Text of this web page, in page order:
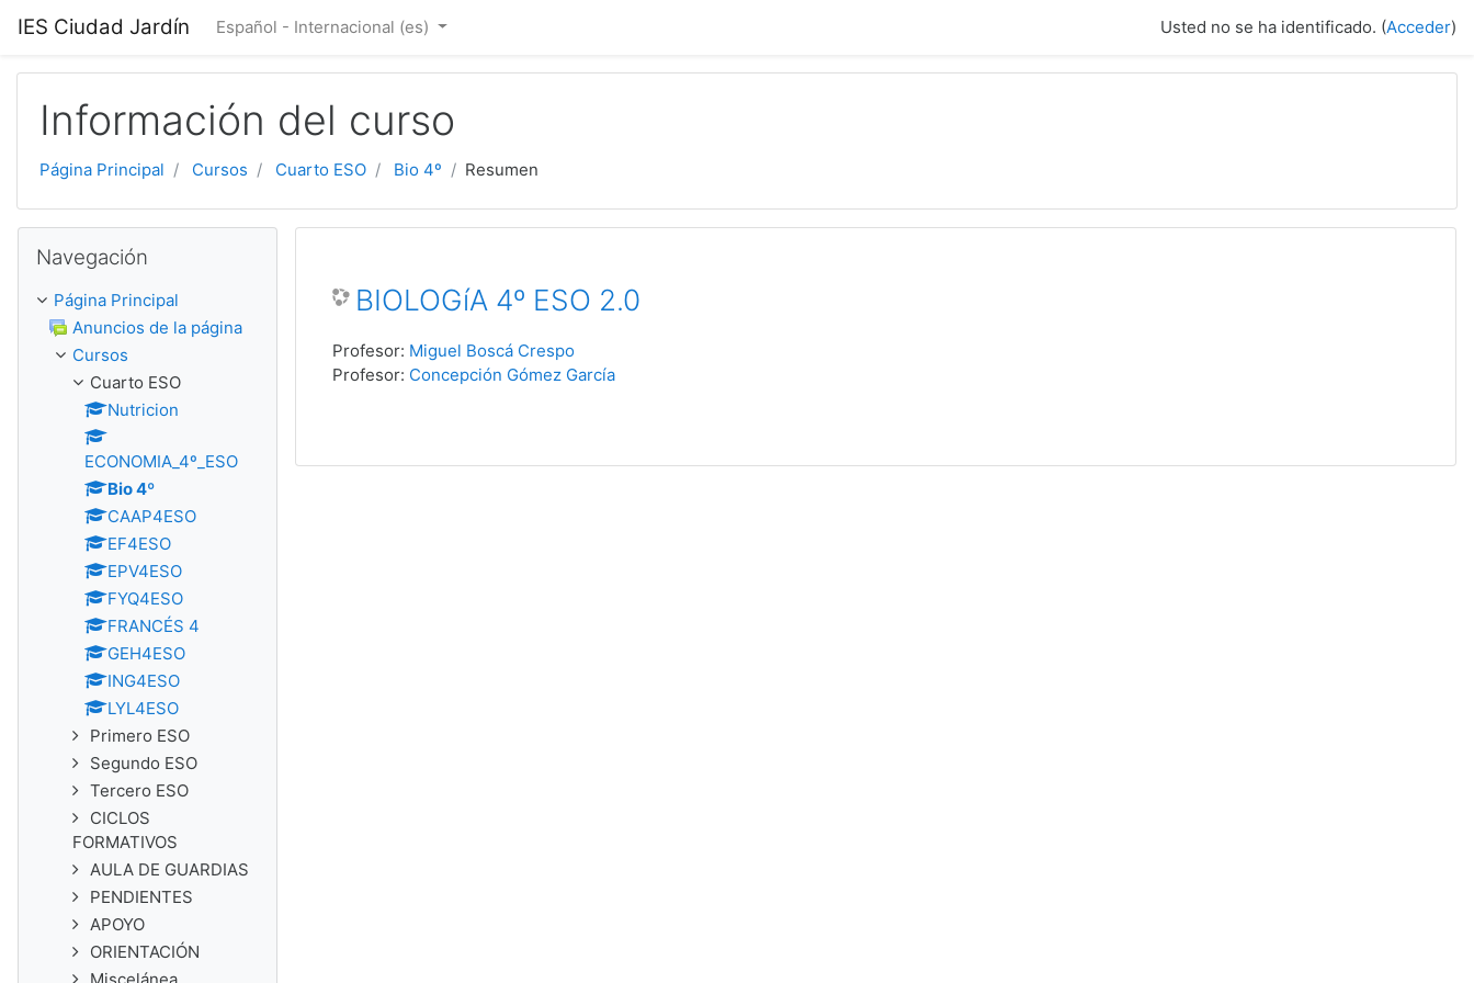
IES Ciudad Jardín Español - Internacional ‎(es)‎ Usted no se ha identificado. (Acceder)
Información del curso
Página Principal Cursos Cuarto ESO Bio 4º Resumen
BIOLOGíA 4º ESO 2.0
Profesor: Miguel Boscá Crespo
Profesor: Concepción Gómez García
Navegación
Página Principal
Anuncios de la página
Cursos
Cuarto ESO
Nutricion
ECONOMIA_4º_ESO
Bio 4º
CAAP4ESO
EF4ESO
EPV4ESO
FYQ4ESO
FRANCÉS 4
GEH4ESO
ING4ESO
LYL4ESO
Primero ESO
Segundo ESO
Tercero ESO
CICLOS
FORMATIVOS
AULA DE GUARDIAS
PENDIENTES
APOYO
ORIENTACIÓN